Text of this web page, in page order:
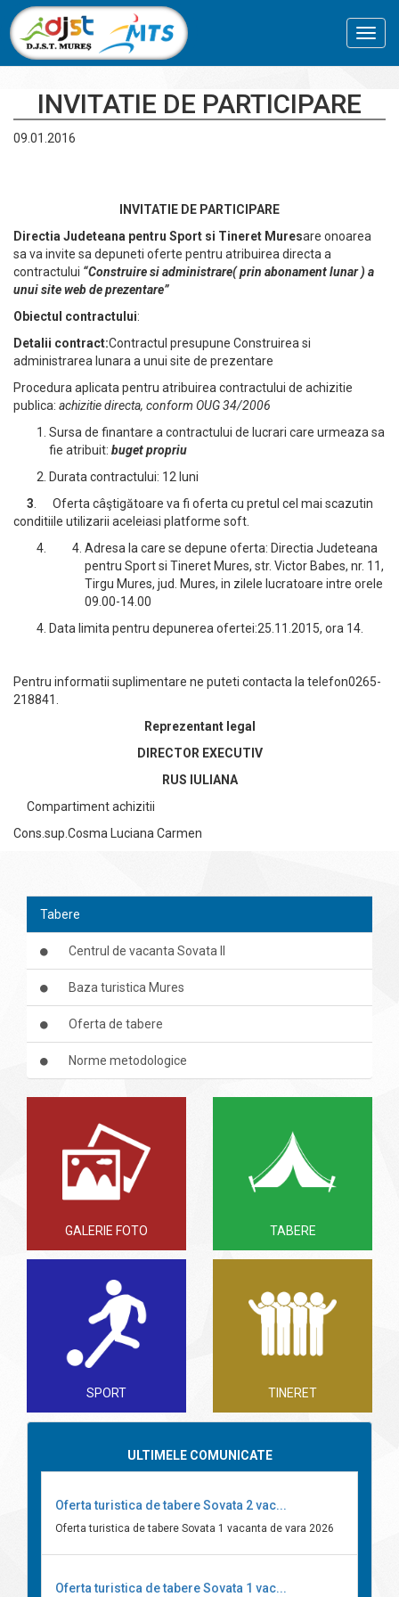
INVITATIE DE PARTICIPARE
09.01.2016
INVITATIE DE PARTICIPARE
Directia Judeteana pentru Sport si Tineret Muresare onoarea
sa va invite sa depuneti oferte pentru atribuirea directa a
contractului “Construire si administrare( prin abonament lunar ) a
unui site web de prezentare”
Obiectul contractului:
Detalii contract:Contractul presupune Construirea si
administrarea lunara a unui site de prezentare
Procedura aplicata pentru atribuirea contractului de achizitie
publica: achizitie directa, conform OUG 34/2006
Sursa de finantare a contractului de lucrari care urmeaza sa
fie atribuit: buget propriu
Durata contractului: 12 luni
3 . Oferta câştigătoare va fi oferta cu pretul cel mai scazutin
conditiile utilizarii aceleiasi platforme soft.
Adresa la care se depune oferta: Directia Judeteana
pentru Sport si Tineret Mures, str. Victor Babes, nr. 11,
Tirgu Mures, jud. Mures, in zilele lucratoare intre orele
09.00-14.00
Data limita pentru depunerea ofertei:25.11.2015, ora 14.
Pentru informatii suplimentare ne puteti contacta la telefon0265-
218841.
Reprezentant legal
DIRECTOR EXECUTIV
RUS IULIANA
Compartiment achizitii
Cons.sup.Cosma Luciana Carmen
Tabere
Centrul de vacanta Sovata II
Baza turistica Mures
Oferta de tabere
Norme metodologice
GALERIE FOTO TABERE
SPORT TINERET
ULTIMELE COMUNICATE
Oferta turistica de tabere Sovata 2 vac...
Oferta turistica de tabere Sovata 1 vacanta de vara 2026
Oferta turistica de tabere Sovata 1 vac...